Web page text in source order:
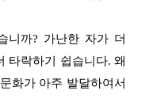
니까? 가난한 자가 더
타락하기 쉽습니다. 왜
화가 아주 발달하여서